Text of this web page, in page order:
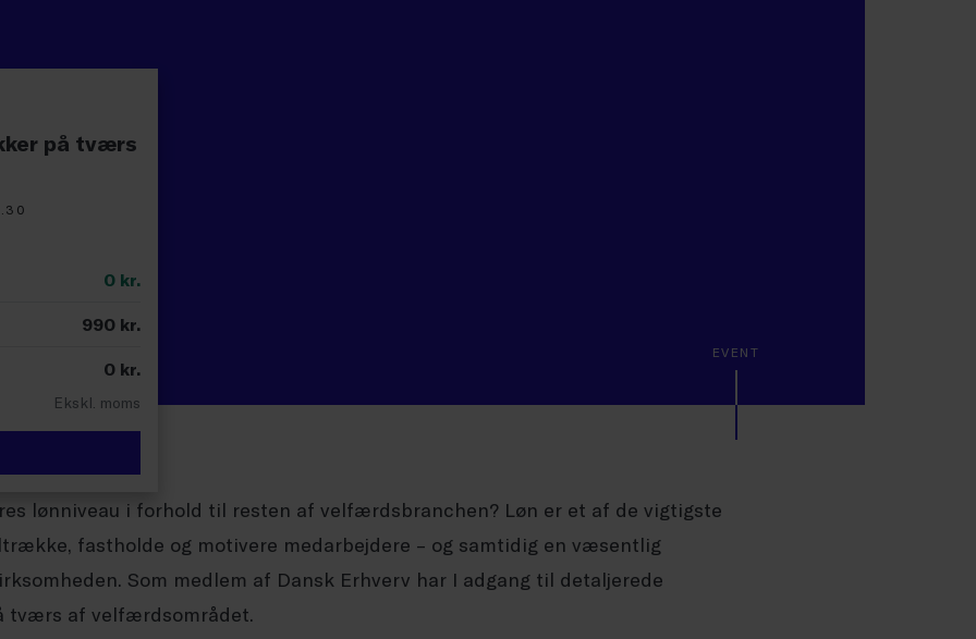
EVENT
på tværs
0 kr.
990 kr.
0 kr.
Ekskl. moms
lønniveau i forhold til resten af velfærdsbranchen? Løn er et af de vigtigste
fastholde og motivere medarbejdere – og samtidig en væsentlig
Som medlem af Dansk Erhverv har I adgang til detaljerede
tværs af velfærdsområdet.